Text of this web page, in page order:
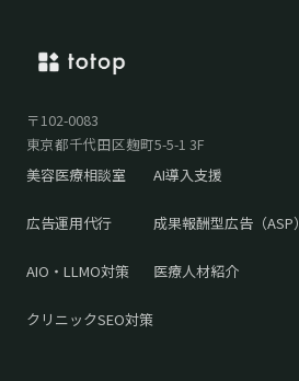
〒102-0083
東京都千代田区麹町5-5-1 3F
美容医療相談室
広告運用代行
AIO・LLMO対策
クリニックSEO対策
AI導入支援
成果報酬型広告（ASP）
医療人材紹介